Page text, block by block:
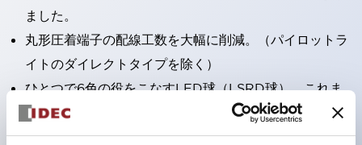
ました。
丸形圧着端子の配線工数を大幅に削減。（パイロットラ
イトのダイレクトタイプを除く）
ひとつで6色の役をこなすLED球（LSRD球）。これま
で色ごとに分かれていたLED球を、1色のLED球で各色
を表現できるようにしました。